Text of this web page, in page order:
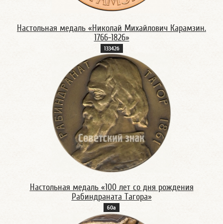
Настольная медаль «Николай Михайлович Карамзин.
1766-1826»
13342б
Настольная медаль «100 лет со дня рождения
Рабиндраната Тагора»
60а